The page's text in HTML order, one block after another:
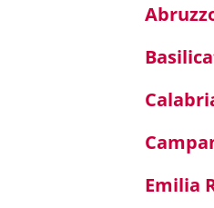
Emilia